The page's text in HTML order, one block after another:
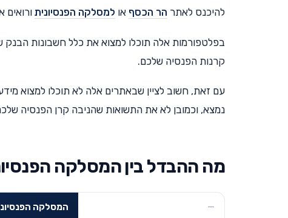
להיכנס לאתר הר הכסף או למסלקה הפנסיונית
בפלטפורמות אלה תוכלו למצוא את כלל חשבונות
קרנות הפנסיה שלכם.
עם זאת, חשוב לציין שבאתרים אלה לא תוכלו למצוא
נמצא, וכמובן לא את התשואות שהניבה קרן הפנסיה
מה ההבדל בין המסלקה
המסלקה